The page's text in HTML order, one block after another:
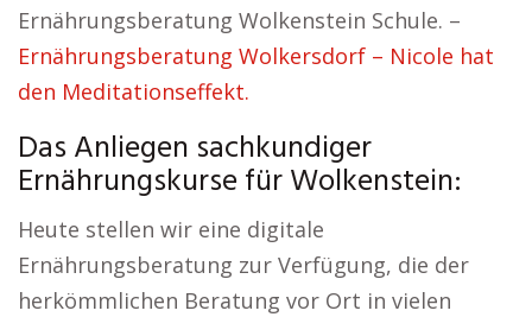
Ernährungsberatung Wolkenstein Schule. –
Ernährungsberatung Wolkersdorf – Nicole hat
den Meditationseffekt.
Das Anliegen sachkundiger
Ernährungskurse für Wolkenstein:
Heute stellen wir eine digitale
Ernährungsberatung zur Verfügung, die der
herkömmlichen Beratung vor Ort in vielen